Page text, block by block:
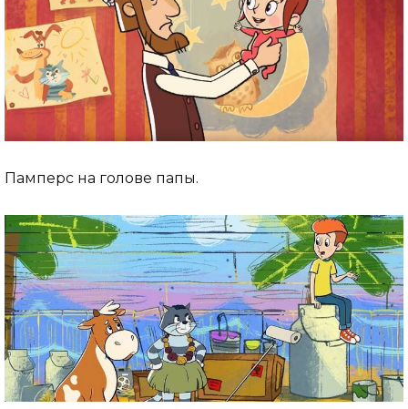
Памперс на голове папы.